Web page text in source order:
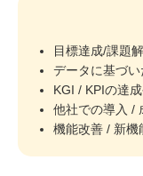
目標達成/課題
データに基づ
KGI / KPIの達
他社での導入 /
機能改善 / 新機